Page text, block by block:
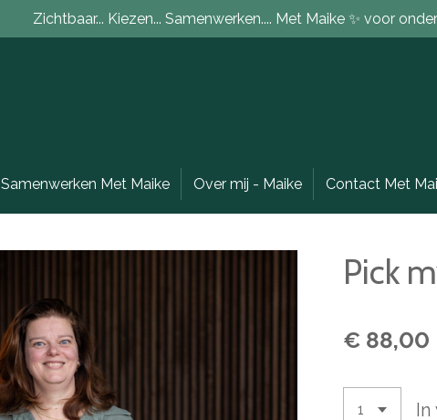
Zichtbaar... Kiezen... Samenwerken.... Met Maike ✨ voor
Samenwerken Met Maike Over mij - Maike Contact Met
Pick
€ 88,00
In